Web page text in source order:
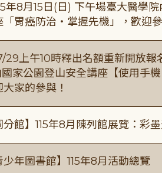
年8月15日(日) 下午場臺大醫學
胃癌防治・掌握先機」，歡迎參
29上午10時釋出名額重新開放
家公園登山安全講座【使用手
家的參與！
分館】115年8月陳列館展覽：彩
少年圖書館】115年8月活動總覽